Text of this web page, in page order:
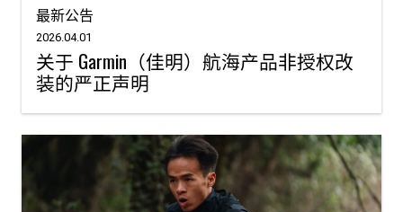
最新公告
2026.04.01
关于 Garmin（佳明）航海产品非授权改
装的严正声明